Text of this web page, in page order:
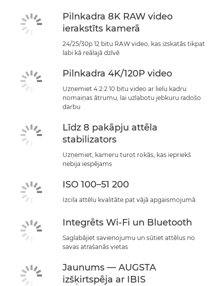
Pilnkadra 8K RAW video
ierakstīts kamerā
24/25/30p 12 bitu RAW video, kas izskatās tikpat
labi kā reālajā dzīvē
Pilnkadra 4K/120P video
Uzņemiet 4:2:2 10 bitu video ar lielu kadru
nomaiņas ātrumu, lai uzlabotu jebkuru radošo
darbu
Līdz 8 pakāpju attēla
stabilizators
Uzņemiet, kameru turot rokās, kas iepriekš
nebija iespējams
ISO 100–51 200
Izcila attēlu kvalitāte pat vājā apgaismojumā
Integrēts Wi-Fi un Bluetooth
Saglabājiet savienojumu un sūtiet attēlus no
savas atrašanās vietas
Jaunums — AUGSTA
izšķirtspēja ar IBIS